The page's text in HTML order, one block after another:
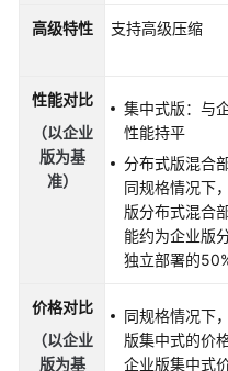
备
数
据
恢
复
络
安
全
高级特性 支持高级压缩
性能对比
（以企业
版为基
准）
集中式版：与
性能持平
分布式版混合部
同规格情况下
版分布式混合
能约为企业版
独立部署的
价格对比
（以企业
版为基
同规格情况下
版集中式的价
企业版集中式